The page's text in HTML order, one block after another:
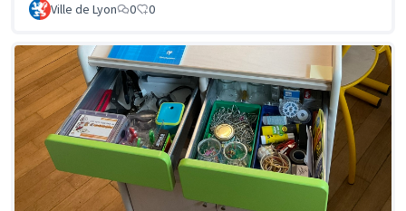
Ville de Lyon 0 0